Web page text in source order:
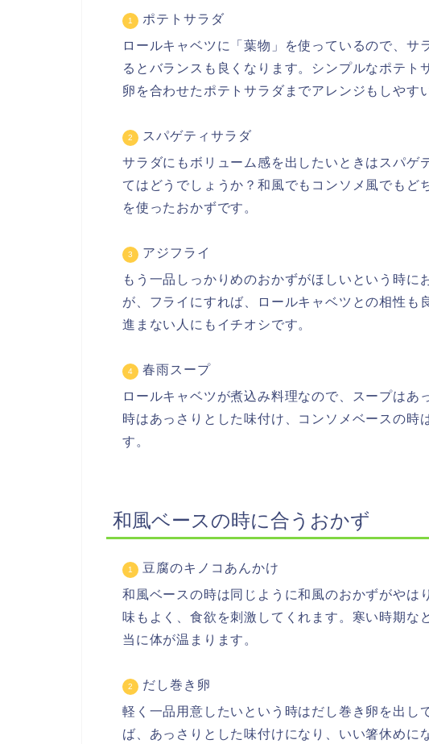
ポテトサラダ
ロールキャベツに「葉物」を使っているので、サ
るとバランスも良くなります。シンプルなポテト
卵を合わせたポテトサラダまでアレンジもしやす
スパゲティサラダ
サラダにもボリューム感を出したいときはスパゲ
てはどうでしょうか？和風でもコンソメ風でもど
を使ったおかずです。
アジフライ
もう一品しっかりめのおかずがほしいという時に
が、フライにすれば、ロールキャベツとの相性も
進まない人にもイチオシです。
春雨スープ
ロールキャベツが煮込み料理なので、スープはあ
時はあっさりとした味付け、コンソメベースの時
す。
和風ベースの時に合うおかず
豆腐のキノコあんかけ
和風ベースの時は同じように和風のおかずがやは
味もよく、食欲を刺激してくれます。寒い時期な
当に体が温まります。
だし巻き卵
軽く一品用意したいという時はだし巻き卵を出し
ば、あっさりとした味付けになり、いい箸休めに